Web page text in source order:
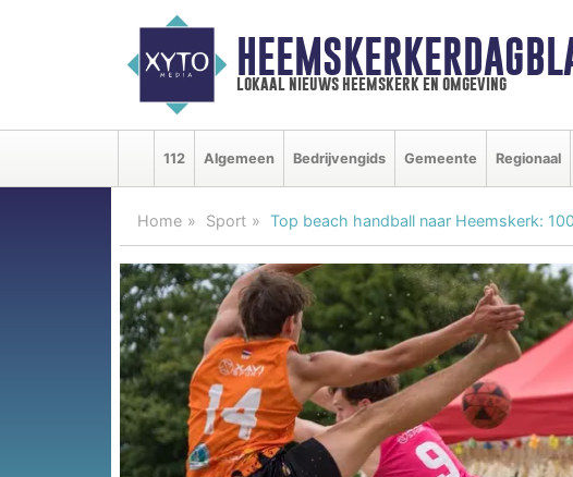
lokaal nieuws heemskerk en omgeving
112 Algemeen Bedrijvengids Gemeente Regionaal
Home Sport Top beach handball naar Heemskerk: